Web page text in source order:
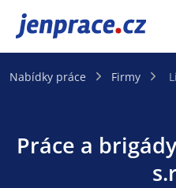
JenPráce.cz
Nabídky práce Firmy
Práce a